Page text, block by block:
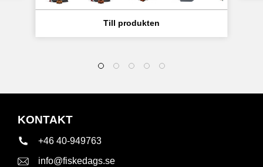
KONTAKT
+46 40-949763
info@fiskedags.se